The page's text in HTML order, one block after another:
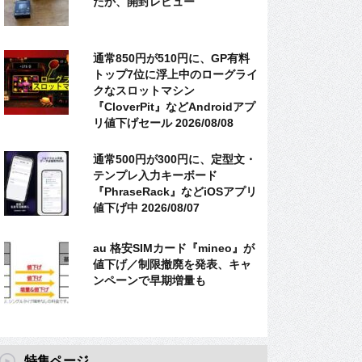
通常850円が510円に、GP有料
トップ7位に浮上中のローグライ
クなスロットマシン
『CloverPit』などAndroidアプ
リ値下げセール 2026/08/08
通常500円が300円に、定型文・
テンプレ入力キーボード
『PhraseRack』などiOSアプリ
値下げ中 2026/08/07
au 格安SIMカード『mineo』が
値下げ／制限撤廃を発表、キャ
ンペーンで早期増量も